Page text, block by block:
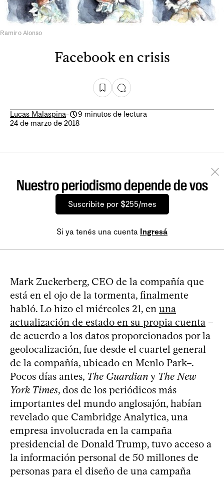
Ramiro Alonso
Facebook en crisis
Lucas Malaspina-
9 minutos de lectura
24 de marzo de 2018
Nuestro periodismo depende de vos
Suscribite por $255/mes
Si ya tenés una cuenta Ingresá
Mark Zuckerberg, CEO de la compañía que
está en el ojo de la tormenta, finalmente
habló. Lo hizo el miércoles 21, en una
actualización de estado en su propia cuenta –
de acuerdo a los datos proporcionados por la
geolocalización, fue desde el cuartel general
de la compañía, ubicado en Menlo Park–.
Pocos días antes, The Guardian y The New
York Times, dos de los periódicos más
importantes del mundo anglosajón, habían
revelado que Cambridge Analytica, una
empresa involucrada en la campaña
presidencial de Donald Trump, tuvo acceso a
la información personal de 50 millones de
personas para el diseño de una campaña